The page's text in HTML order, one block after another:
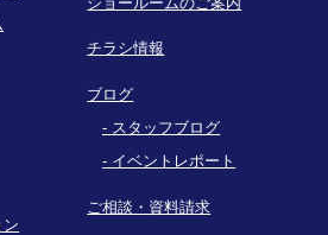
チラシ情報
ブログ
スタッフブログ
イベントレポート
ご相談・資料請求